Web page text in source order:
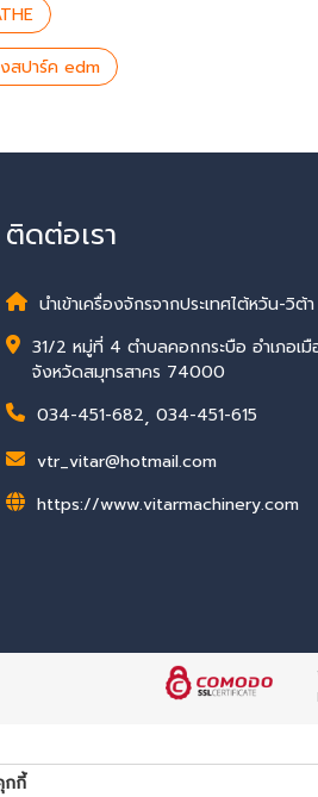
สปาร์ค edm
ติดต่อเรา
นำเข้าเครื่องจักรจากประเทศไต้หวัน-วิต้
31/2 หมู่ที่ 4 ตำบลคอกกระบือ อำเภอเมื
จังหวัดสมุทรสาคร 74000
034-451-682, 034-451-615
vtr_vitar@hotmail.com
https://www.vitarmachinery.com
กกี้